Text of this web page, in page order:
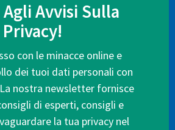
Avvisi Sulla
Privacy!
con le minacce online e
dei tuoi dati personali con
nostra newsletter fornisce
di esperti, consigli e
la tua privacy nel